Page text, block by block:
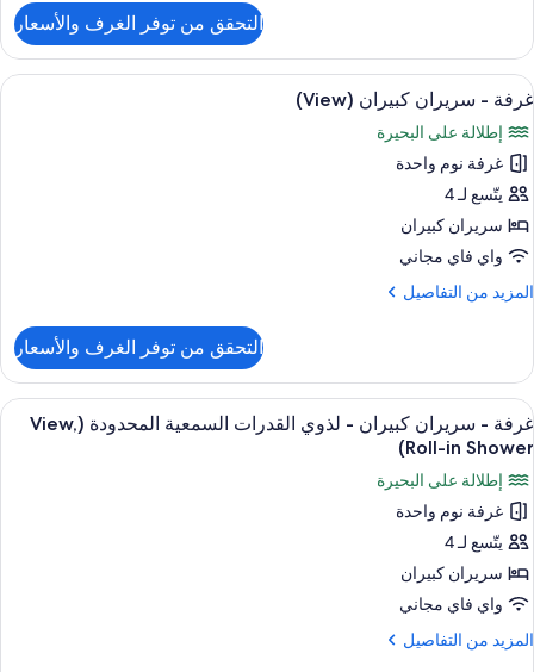
المحدودة
بشرفة
(View)
غرفة
سريران
كبيران
-
لذوي
القدرات
السمعية
المحدودة
بشرفة
(View)
التحقق من توفر الغرف والأسعار
استعراض
جميع
صور
غرفة
-
سريران
كبيران
(View)
أغطية فراش متميزة وخزنة داخل
5
غرفة - سريران كبيران (View)
إطلالة على البحيرة
غرفة نوم واحدة
يتّسع لـ 4
سريران كبيران
واي فاي مجاني
المزيد من التفاصيل
المزيد
غرفة
سريران
كبيران
التحقق من توفر الغرف والأسعار
استعراض
جميع
غرفة
-
سريران
كبيران
-
لذوي
القدرات
أغطية فراش متميزة وخزنة داخل
5
غرفة - سريران كبيران - لذوي القدرات السمعية المحدودة (View,
Roll-in Shower)
إطلالة على البحيرة
غرفة نوم واحدة
يتّسع لـ 4
سريران كبيران
واي فاي مجاني
المزيد من التفاصيل
المزيد